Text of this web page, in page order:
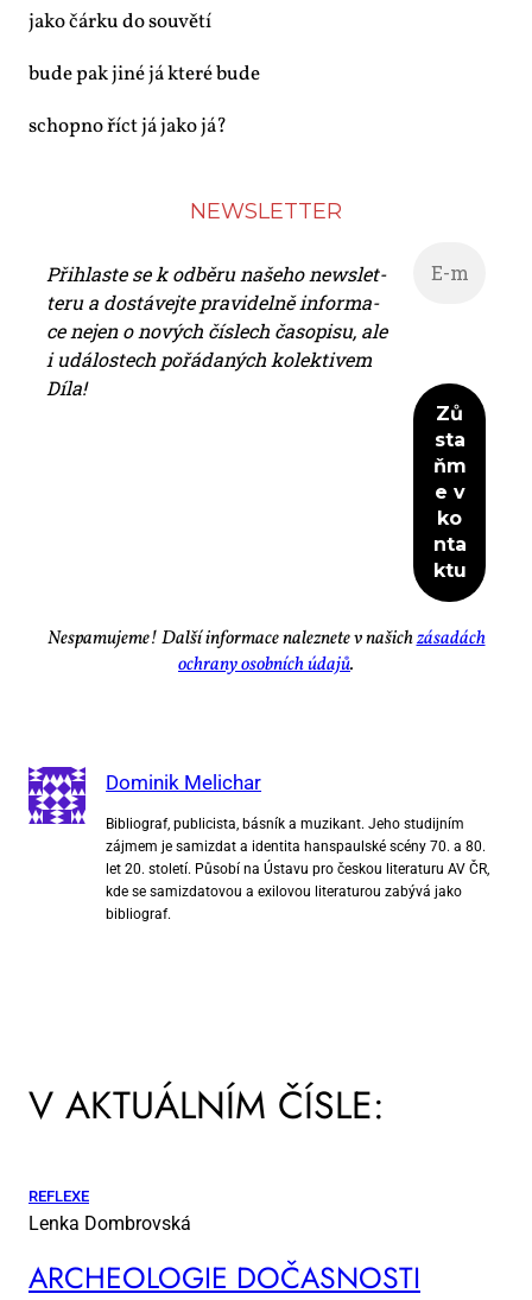
ja­ko čár­ku do sou­vě­tí
bu­de pak ji­né já kte­ré bu­de
schop­no říct já ja­ko já?
NEWS­LET­TER
Při­hlas­te se k od­bě­ru na­še­ho news­let­
te­ru a do­stá­vej­te pra­vi­del­ně in­for­ma­
ce nejen o no­vých čís­lech ča­so­pi­su, ale
i udá­los­tech po­řá­da­ných ko­lek­ti­vem
Dí­la!
Ne­spa­mu­je­me! Dal­ší in­for­ma­ce na­lez­ne­te v na­šichzá­sa­dách
ochra­ny osob­ních úda­jů.
Dominik Melichar
Bibliograf, publicista, básník a muzikant. Jeho studijním
zájmem je samizdat a identita hanspaulské scény 70. a 80.
let 20. století. Působí na Ústavu pro českou literaturu AV ČR,
kde se samizdatovou a exilovou literaturou zabývá jako
bibliograf.
V AKTUÁLNÍM ČÍSLE:
REFLEXE
Lenka Dombrovská
AR­CHE­O­LO­GIE DO­ČAS­NOS­TI